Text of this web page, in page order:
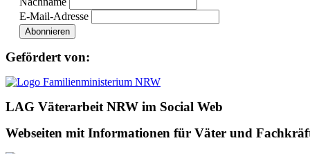
E-Mail-Adresse
Gefördert von:
LAG Väterarbeit NRW im Social Web
Webseiten mit Informationen für Väter und